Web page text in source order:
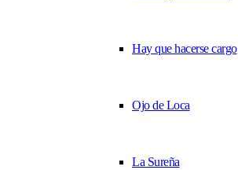
Hay que hacerse cargo
Ojo de Loca
La Sureña